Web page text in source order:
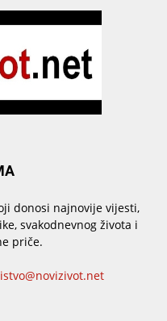
donosi najnovije vijesti,
svakodnevnog života i
priče.